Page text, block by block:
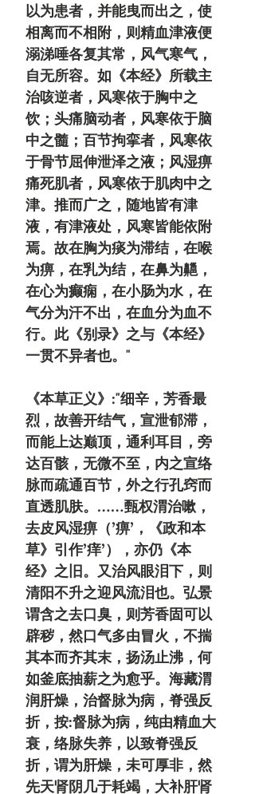
以为患者，并能曳而出之，使
相离而不相附，则精血津液便
溺涕唾各复其常，风气寒气，
自无所容。如《本经》所载主
治咳逆者，风寒依于胸中之
饮；头痛脑动者，风寒依于脑
中之髓；百节拘挛者，风寒依
于骨节屈伸泄泽之液；风湿痹
痛死肌者，风寒依于肌肉中之
津。推而广之，随地皆有津
液，有津液处，风寒皆能依附
焉。故在胸为痰为滞结，在喉
为痹，在乳为结，在鼻为齆，
在心为癫痫，在小肠为水，在
气分为汗不出，在血分为血不
行。此《别录》之与《本经》
一贯不异者也。"
《本草正义》:"细辛，芳香最
烈，故善开结气，宣泄郁滞，
而能上达巅顶，通利耳目，旁
达百骸，无微不至，内之宣络
脉而疏通百节，外之行孔窍而
直透肌肤。……甄权渭治嗽，
去皮风湿痹（’痹’，《政和本
草》引作’痒’），亦仍《本
经》之旧。又治风眼泪下，则
清阳不升之迎风流泪也。弘景
谓含之去口臭，则芳香固可以
辟秽，然口气多由冒火，不揣
其本而齐其末，扬汤止沸，何
如釜底抽薪之为愈乎。海藏渭
润肝燥，治督脉为病，脊强反
折，按:督脉为病，纯由精血大
衰，络脉失养，以致脊强反
折，谓为肝燥，未可厚非，然
先天肾阴几于耗竭，大补肝肾